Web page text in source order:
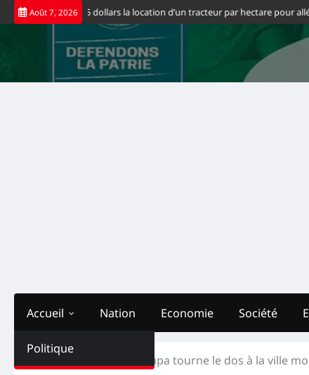
Skip
to
Août 7, 2026
fixe à 65 dollars la location d’un tracteur par hectare pour alléger les
Accueil
Politique
Nation Economie Société
Tshikapa tourne le dos à la ville